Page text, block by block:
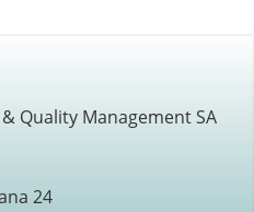
& Quality Management SA
24